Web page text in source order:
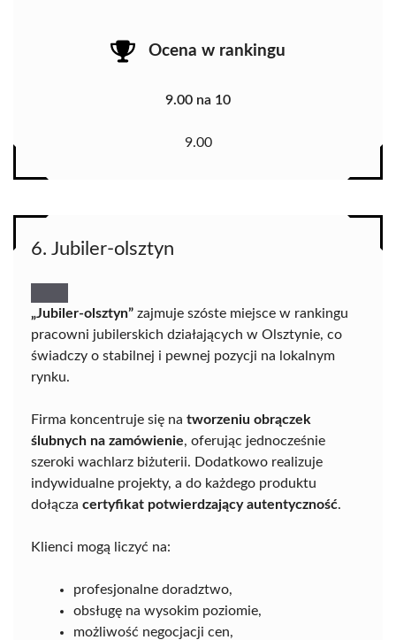
Ocena w rankingu
9.00 na 10
9.00
6. Jubiler-olsztyn
„Jubiler-olsztyn” zajmuje szóste miejsce w rankingu
pracowni jubilerskich działających w Olsztynie, co
świadczy o stabilnej i pewnej pozycji na lokalnym
rynku.
Firma koncentruje się na tworzeniu obrączek
ślubnych na zamówienie, oferując jednocześnie
szeroki wachlarz biżuterii. Dodatkowo realizuje
indywidualne projekty, a do każdego produktu
dołącza certyfikat potwierdzający autentyczność.
Klienci mogą liczyć na:
profesjonalne doradztwo,
obsługę na wysokim poziomie,
możliwość negocjacji cen,